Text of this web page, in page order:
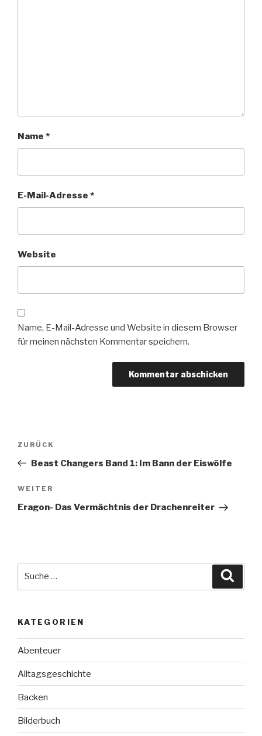
Name *
E-Mail-Adresse *
Website
Name, E-Mail-Adresse und Website in diesem Browser
für meinen nächsten Kommentar speichern.
Beitragsnavigation
Vorheriger
Beitrag
ZURÜCK
Beast Changers Band 1: Im Bann der Eiswölfe
Nächster
Beitrag
WEITER
Eragon- Das Vermächtnis der Drachenreiter
KATEGORIEN
Abenteuer
Alltagsgeschichte
Backen
Bilderbuch